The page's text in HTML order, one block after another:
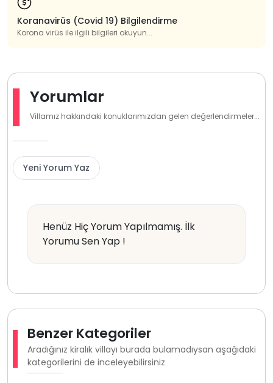
Koranavirüs (Covid 19) Bilgilendirme
Korona virüs ile ilgili bilgileri okuyun...
Yorumlar
Villamız hakkındaki konuklarımızdan gelen değerlendirmeler...
Yeni Yorum Yaz
Henüz Hiç Yorum Yapılmamış. İlk
Yorumu Sen Yap !
Benzer Kategoriler
Aradığınız kiralık villayı burada bulamadıysan aşağıdaki
kategorilerini de inceleyebilirsiniz